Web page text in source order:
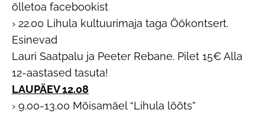
õlletoa facebookist
› 22.00 Lihula kultuurimaja taga Öökontsert.
Esinevad
Lauri Saatpalu ja Peeter Rebane. Pilet 15€ Alla
12-aastased tasuta!
LAUPÄEV 12.08
› 9.00-13.00 Mõisamäel “Lihula lõõts”